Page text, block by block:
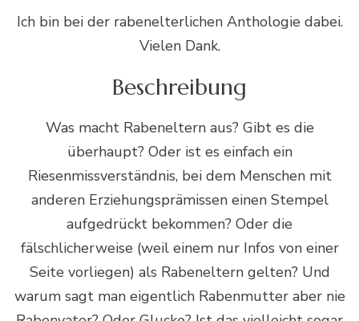
Ich bin bei der rabenelterlichen Anthologie dabei.
Vielen Dank.
Beschreibung
Was macht Rabeneltern aus? Gibt es die
überhaupt? Oder ist es einfach ein
Riesenmissverständnis, bei dem Menschen mit
anderen Erziehungsprämissen einen Stempel
aufgedrückt bekommen? Oder die
fälschlicherweise (weil einem nur Infos von einer
Seite vorliegen) als Rabeneltern gelten? Und
warum sagt man eigentlich Rabenmutter aber nie